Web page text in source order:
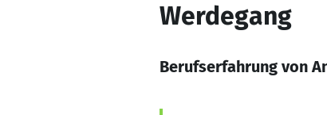
Werdegang
Berufserfahrung von